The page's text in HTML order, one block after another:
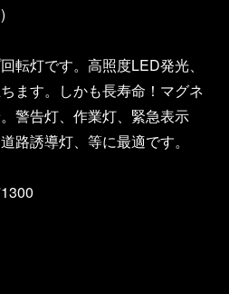
転灯です。高照度LED発光、
ます。しかも長寿命！マグネ
警告灯、作業灯、緊急表示
路誘導灯、等に最適です。